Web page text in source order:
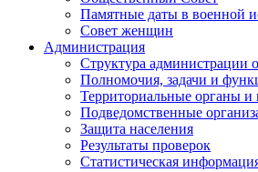
Памятные даты в военной
Совет женщин
Администрация
Структура администрации
Полномочия, задачи и
Территориальные органы и
Подведомственные
Защита населения
Результаты проверок
Статистическая